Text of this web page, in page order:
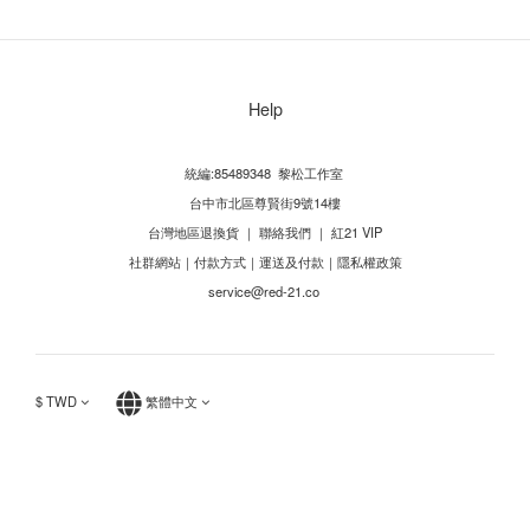
Help
統編:85489348 黎松工作室
台中市北區尊賢街9號14樓
台灣地區退換貨 ｜ 聯絡我們 ｜ 紅21 VIP
社群網站｜ 付款方式｜ 運送及付款 ｜ 隱私權政策
service@red-21.co
$TWD 繁體中文